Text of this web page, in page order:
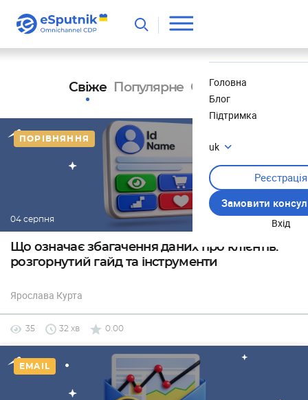
Головна
Блог
Підтримка
uk
Реєстрація
Замовити
Вхід
Свіже Популярне Обране
ПОРІВНЯННЯ
04 серпня
Що означає збагачення даних про клієнтів:
розгорнутий гайд та інструменти
Ярослава Курта
35 32 хв 0.00
EMAIL